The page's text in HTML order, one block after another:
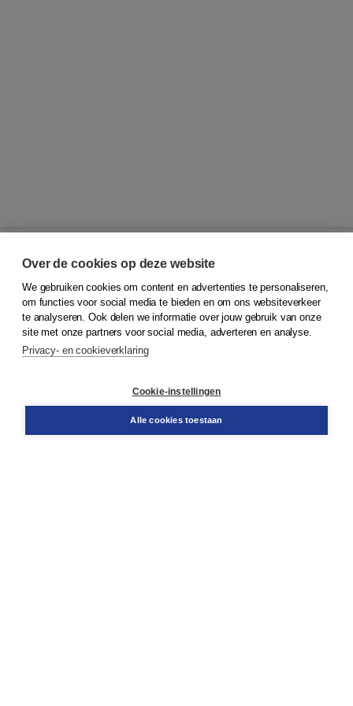
© 2026Koninklijke Boom uitgevers
Klantenservice
Service & informatie
Contact
Over de cookies op deze website
We gebruiken cookies om content en advertenties te personaliseren,
om functies voor social media te bieden en om ons websiteverkeer
te analyseren. Ook delen we informatie over jouw gebruik van onze
site met onze partners voor social media, adverteren en analyse.
Privacy- en cookieverklaring
Cookie-instellingen
Alle cookies toestaan